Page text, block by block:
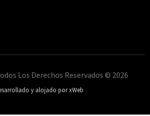
Los Derechos Reservados © 2026
y alojado por xWeb